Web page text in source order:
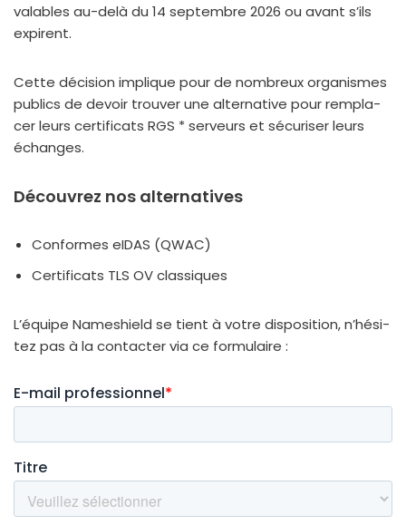
valables au-delà du 14 sep­tembre 2026 ou avant s’ils
expirent.
Cette déci­sion implique pour de nom­breux orga­nismes
publics de devoir trou­ver une alter­na­tive pour rem­pla­
cer leurs cer­ti­fi­cats RGS * ser­veurs et sécu­ri­ser leurs
échanges.
Découvrez nos alternatives
Conformes eIDAS (QWAC)
Certificats TLS OV clas­siques
L’équipe Nameshield se tient à votre dis­po­si­tion, n’hé­si­
tez pas à la contac­ter via ce for­mu­laire :